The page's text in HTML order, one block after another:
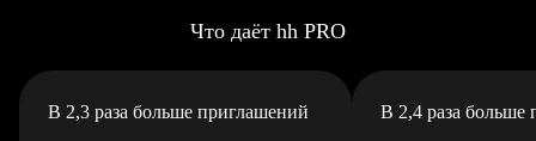
Что даёт hh PRO
В 2,3 раза больше приглашений В 2,4 раза больше